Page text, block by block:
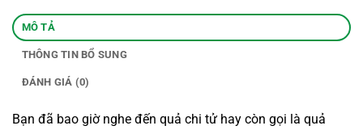
MÔ TẢ
THÔNG TIN BỔ SUNG
ĐÁNH GIÁ (0)
Bạn đã bao giờ nghe đến quả chi tử hay còn gọi là quả